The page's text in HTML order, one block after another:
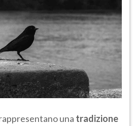
una tradizione